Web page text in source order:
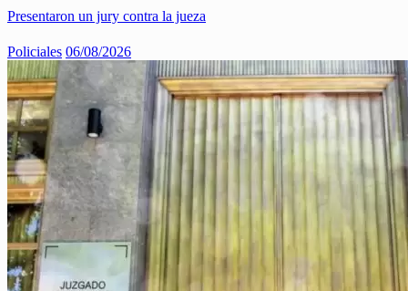
Presentaron un jury contra la jueza
Policiales 06/08/2026